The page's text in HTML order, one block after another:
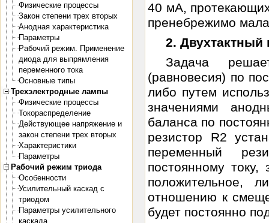
Физические процессы
Закон степени трех вторых
Анодная характеристика
Параметры
Рабочий режим. Применение
диода для выпрямления
переменного тока
Основные типы
Трехэлектродные лампы
Физические процессы
Токораспределение
Действующее напряжение и
закон степени трех вторых
Характеристики
Параметры
Рабочий режим триода
Особенности
Усилительный каскад с
триодом
Параметры усилительного
каскада
40 мА,
пренебрежимо
2. Двухтактный
Задача
(равновесия) по
либо путем
значениями
баланса по
резистор R2
переменный
постоянному
положительное,
отношению к
будет постоянно